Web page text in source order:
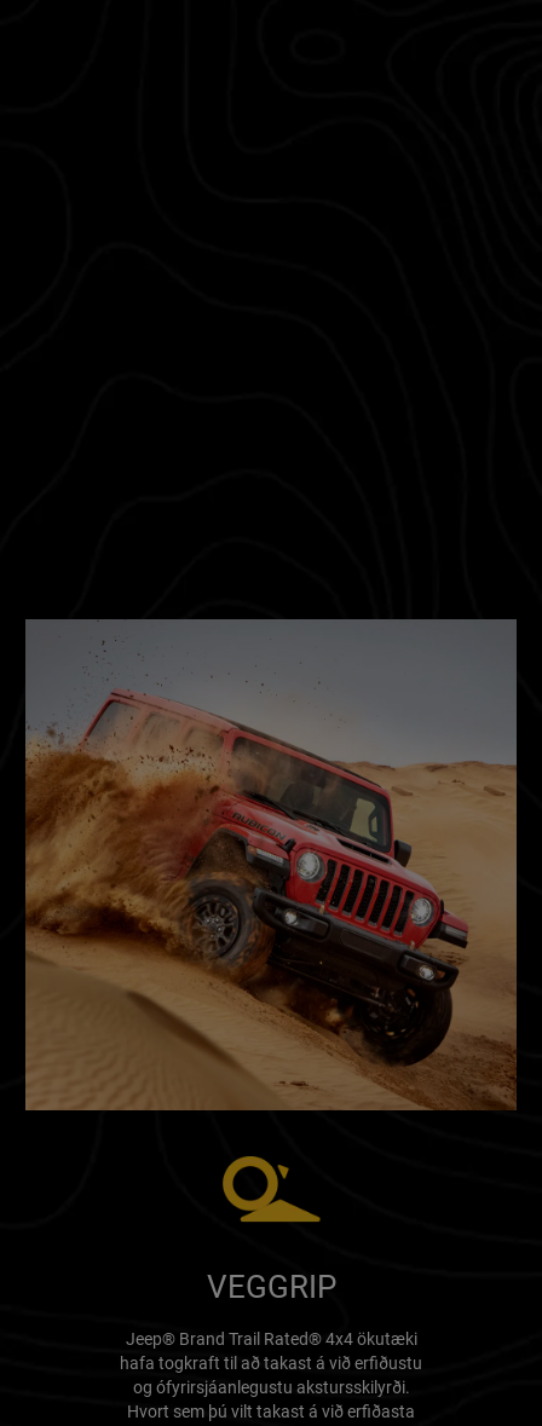
VEGGRIP
Jeep® Brand Trail Rated® 4x4 ökutæki
hafa togkraft til að takast á við erfiðustu
og ófyrirsjáanlegustu akstursskilyrði.
Hvort sem þú vilt takast á við erfiðasta